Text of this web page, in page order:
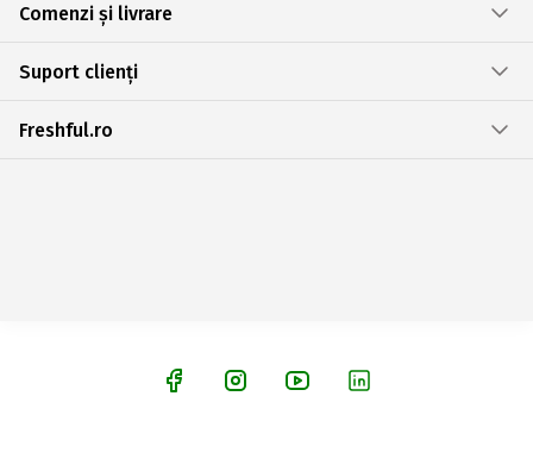
Comenzi și livrare
Suport clienți
Freshful.ro